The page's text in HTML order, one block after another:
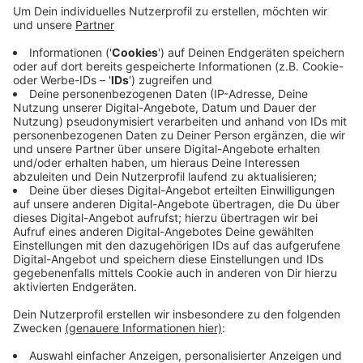
Anzeige
Allein von Juli bis September sind in Krefeld fast elf
Prozent mehr Anlagen installiert worden, als im Quartal
davor. Damit liegt die Stadt demnach über dem
bundesweiten Durchschnitt. Selfmade Energy hat für
den SolarAtlas die Daten der Bundesnetzagentur
ausgewertet - und alle Städte in Deutschland
miteinander verglichen.
Anzeige